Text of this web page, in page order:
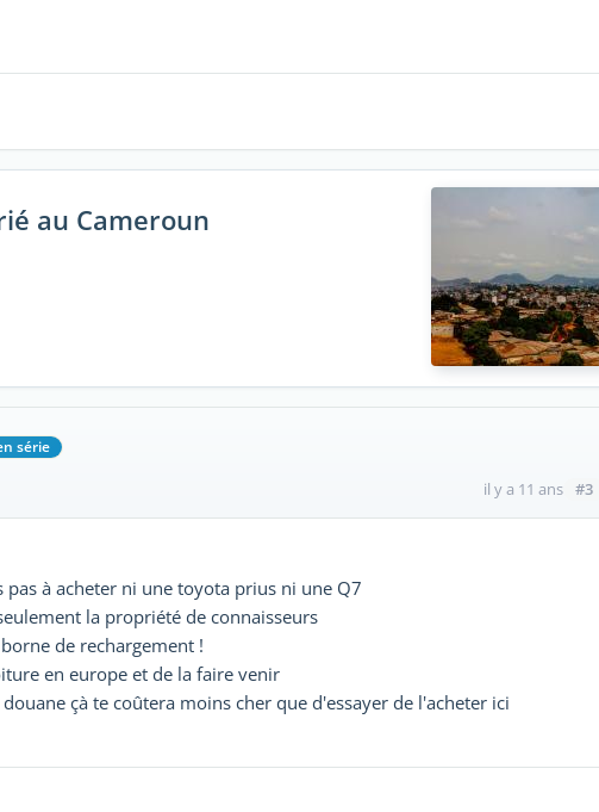
au Cameroun
série
il y a 11 ans #3
à acheter ni une toyota prius ni une Q7
la propriété de connaisseurs
de rechargement !
en europe et de la faire venir
çà te coûtera moins cher que d'essayer de l'acheter ici